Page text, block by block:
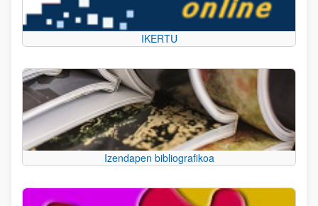
IKERTU
Izendapen bibliografikoa